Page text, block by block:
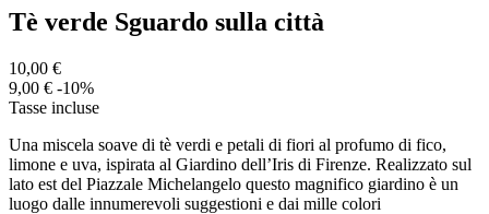
Tè verde Sguardo sulla città
10,00 €
9,00 € -10%
Tasse incluse
Una miscela soave di tè verdi e petali di fiori al profumo di fico,
limone e uva, ispirata al Giardino dell’Iris di Firenze. Realizzato sul
lato est del Piazzale Michelangelo questo magnifico giardino è un
luogo dalle innumerevoli suggestioni e dai mille colori